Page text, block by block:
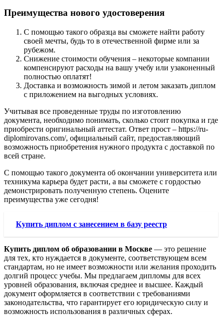
Преимущества нового удостоверения
С помощью такого образца вы сможете найти работу
своей мечты, будь то в отечественной фирме или за
рубежом.
Снижение стоимости обучения – некоторые компании
компенсируют расходы на вашу учебу или узаконенный
полностью оплатят!
Доставка и возможность зимой и летом заказать диплом
с приложением на выгодных условиях.
Учитывая все проведенные труды по изготовлению
документа, необходимо понимать, сколько стоит покупка и где
приобрести оригинальный аттестат. Ответ прост – https://ru-
diplomirovans.com/, официальный сайт, предоставляющий
возможность приобретения нужного продукта с доставкой по
всей стране.
С помощью такого документа об окончании университета или
техникума карьера будет расти, а вы сможете с гордостью
демонстрировать полученную степень. Оцените
преимущества уже сегодня!
Купить диплом с занесением в базу реестр
Купить диплом об образовании в Москве — это решение
для тех, кто нуждается в документе, соответствующем всем
стандартам, но не имеет возможности или желания проходить
долгий процесс учебы. Мы предлагаем дипломы для всех
уровней образования, включая среднее и высшее. Каждый
документ оформляется в соответствии с требованиями
законодательства, что гарантирует его юридическую силу и
возможность использования в различных сферах.